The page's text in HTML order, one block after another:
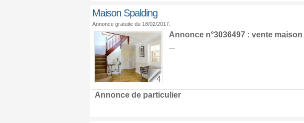
Maison Spalding
Annonce gratuite du 18/02/2017.
4
Annonce n°3036497 : vente maison
...
Annonce de particulier